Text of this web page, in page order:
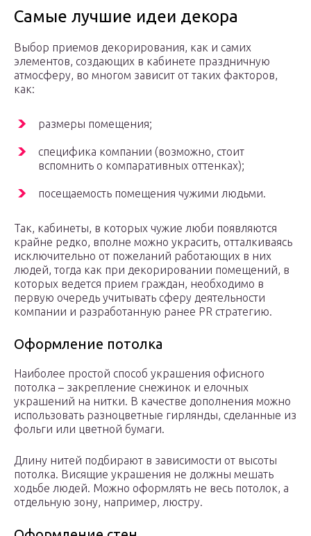
Самые лучшие идеи декора
Выбор приемов декорирования, как и самих
элементов, создающих в кабинете праздничную
атмосферу, во многом зависит от таких факторов,
как:
размеры помещения;
специфика компании (возможно, стоит
вспомнить о компаративных оттенках);
посещаемость помещения чужими людьми.
Так, кабинеты, в которых чужие люби появляются
крайне редко, вполне можно украсить, отталкиваясь
исключительно от пожеланий работающих в них
людей, тогда как при декорировании помещений, в
которых ведется прием граждан, необходимо в
первую очередь учитывать сферу деятельности
компании и разработанную ранее PR стратегию.
Оформление потолка
Наиболее простой способ украшения офисного
потолка – закрепление снежинок и елочных
украшений на нитки. В качестве дополнения можно
использовать разноцветные гирлянды, сделанные из
фольги или цветной бумаги.
Длину нитей подбирают в зависимости от высоты
потолка. Висящие украшения не должны мешать
ходьбе людей. Можно оформлять не весь потолок, а
отдельную зону, например, люстру.